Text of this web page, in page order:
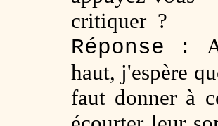
critiquer ?
Réponse :
haut, j'espère
faut donner à